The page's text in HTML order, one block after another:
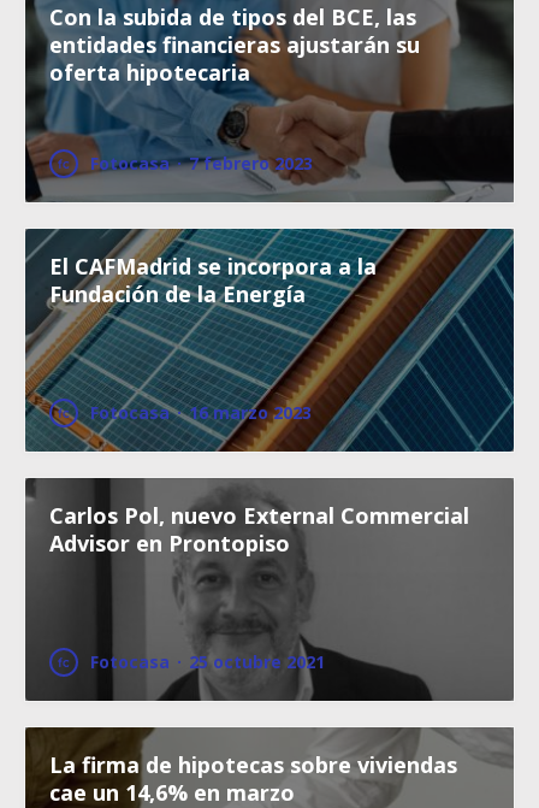
Con la subida de tipos del BCE, las
entidades financieras ajustarán su
oferta hipotecaria
Fotocasa · 7 febrero 2023
El CAFMadrid se incorpora a la
Fundación de la Energía
Fotocasa · 16 marzo 2023
Carlos Pol, nuevo External Commercial
Advisor en Prontopiso
Fotocasa · 25 octubre 2021
La firma de hipotecas sobre viviendas
cae un 14,6% en marzo